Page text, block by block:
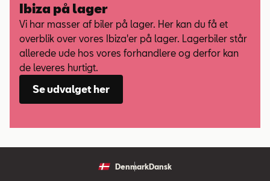
Ibiza på lager
Vi har masser af biler på lager. Her kan du få et
overblik over vores Ibiza'er på lager. Lagerbiler står
allerede ude hos vores forhandlere og derfor kan
de leveres hurtigt.
Se udvalget her
DenmarkDansk